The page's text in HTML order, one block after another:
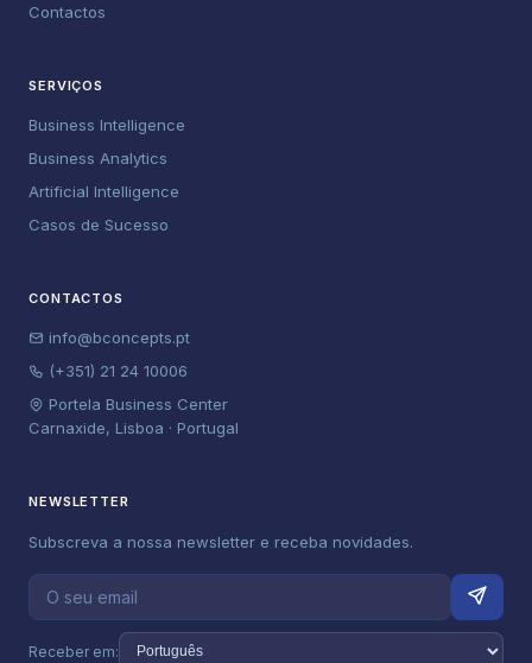
Contactos
SERVIÇOS
Business Intelligence
Business Analytics
Artificial Intelligence
Casos de Sucesso
CONTACTOS
info@bconcepts.pt
(+351) 21 24 10006
Portela Business Center
Carnaxide, Lisboa · Portugal
NEWSLETTER
Subscreva a nossa newsletter e receba novidades.
Receber em: